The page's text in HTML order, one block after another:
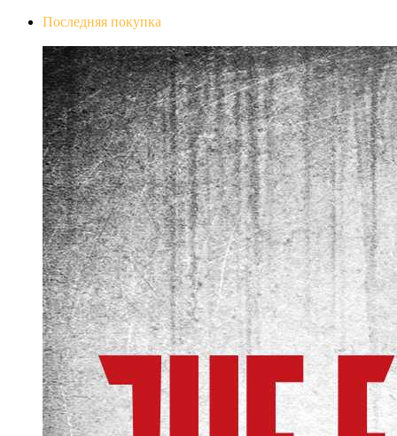
Последняя покупка